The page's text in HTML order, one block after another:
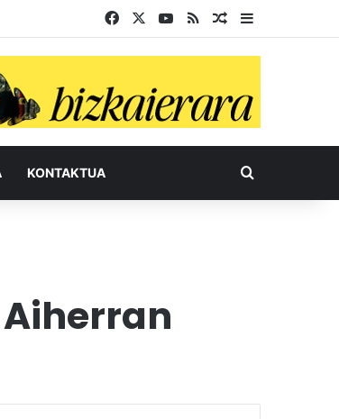
Facebook YouTube
RSS Ausazko
KONTAKTUA Bilatu